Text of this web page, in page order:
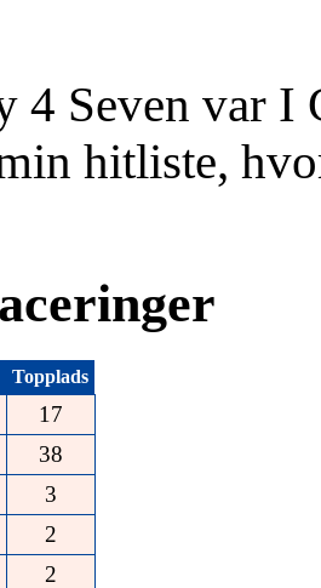
4 Seven var I
hitliste,
Topplads
17
38
3
2
2